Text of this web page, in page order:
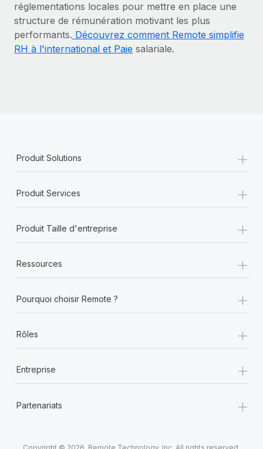
réglementations locales pour mettre en place une
structure de rémunération motivant les plus
performants. Découvrez comment Remote simplifie
RH à l'international et Paie salariale.
Produit Solutions +
Produit Services +
Produit Taille d'entreprise +
Ressources +
Pourquoi choisir Remote ? +
Rôles +
Entreprise +
Partenariats +